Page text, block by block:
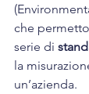
che
serie di
la
un’azienda.